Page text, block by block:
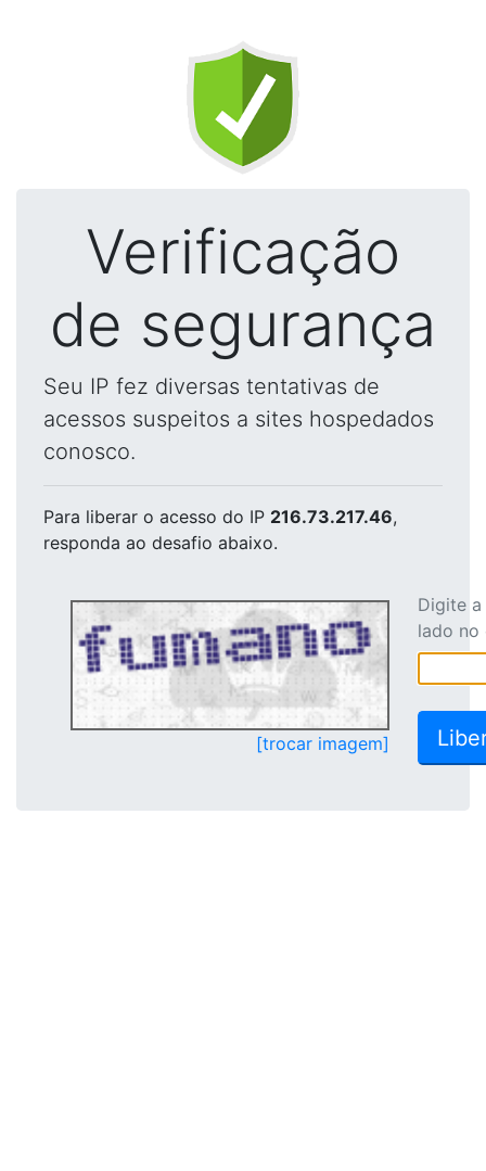
Verificação
de segurança
Seu IP fez diversas tentativas de
acessos suspeitos a sites hospedados
conosco.
Para liberar o acesso do IP 216.73.217.46,
responda ao desafio abaixo.
[trocar imagem]
Digite
lado no